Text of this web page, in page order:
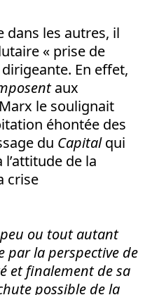
dans les autres, il
« prise de
En effet,
aux
le soulignait
éhontée des
du Capitalqui
de la
crise
ou tout autant
par la perspective de
et finalement de sa
possible de la